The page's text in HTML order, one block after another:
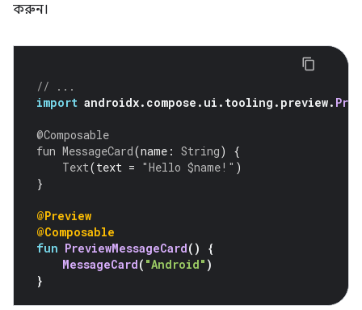
করুন।
// ...
import androidx. compose . ui . tooling . preview.
@Composable
fun MessageCard(name : String)
{
Text(text = "Hello $name!" )
}
@Preview
@Composable
fun PreviewMessageCard()
{
MessageCard( "Android" )
}